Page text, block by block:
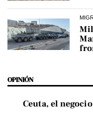
OPINIÓN
Ceuta, el